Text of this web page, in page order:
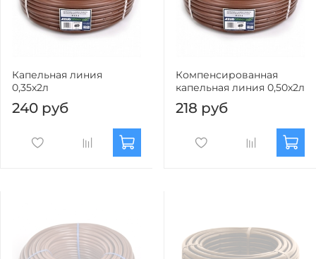
Капельная линия
0,35х2л
240 руб
Компенсированная
капельная линия 0,50х2л
218 руб